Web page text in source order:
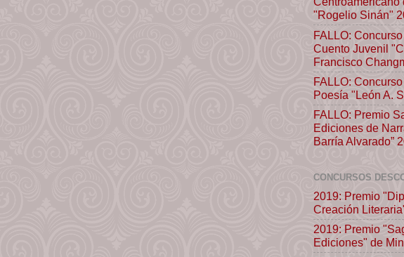
"Rogelio Sinán"
FALLO:
Cuento Juvenil
Francisco
FALLO:
Poesía "León A.
FALLO: Premio
Ediciones de
Barría Alvarado”
CONCURSOS
2019: Premio
Creación
2019: Premio
Ediciones" de